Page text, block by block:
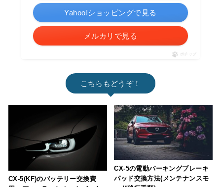
Yahoo!ショッピングで見る
メルカリで見る
ポチップ
こちらもどうぞ！
CX-5(KF)のバッテリー交換費
CX-5の電動パーキングブレーキ
パッド交換方法(メンテナンスモ